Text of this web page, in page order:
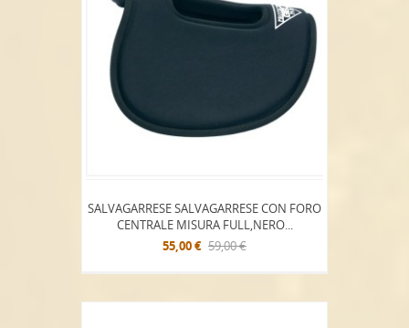
SALVAGARRESE SALVAGARRESE CON FORO
CENTRALE MISURA FULL,NERO...
55,00 € 59,00 €